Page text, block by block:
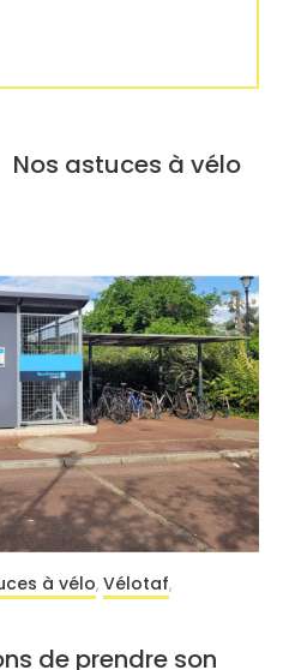
Nos astuces à vélo
à vélo, Vélotaf,